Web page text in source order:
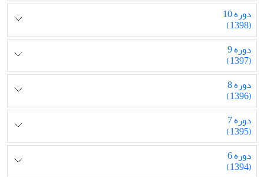
دوره 10
(1398)
دوره 9
(1397)
دوره 8
(1396)
دوره 7
(1395)
دوره 6
(1394)